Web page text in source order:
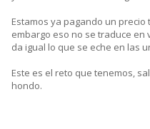
Estamos ya pagando un
embargo eso no se traduce en
da igual lo que se eche en las
Este es el reto que tenemos,
hondo.